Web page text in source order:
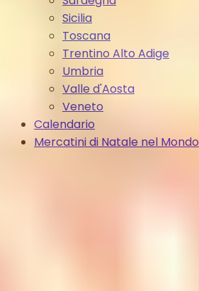
Sicilia
Toscana
Trentino Alto Adige
Umbria
Valle d'Aosta
Veneto
Calendario
Mercatini di Natale nel Mondo